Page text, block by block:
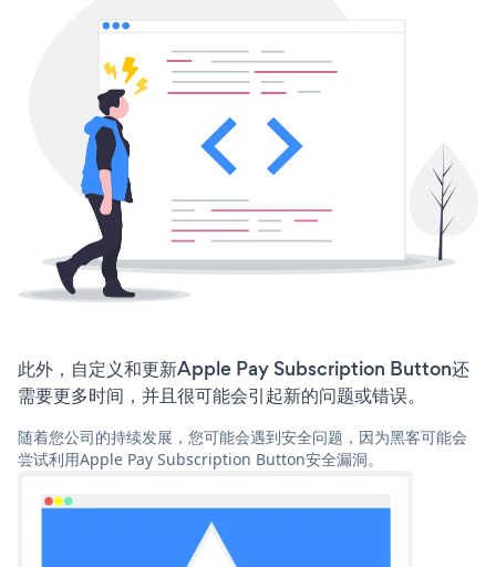
此外，自定义和更新Apple Pay Subscription Button还
需要更多时间，并且很可能会引起新的问题或错误。
随着您公司的持续发展，您可能会遇到安全问题，因为黑客可能会
尝试利用Apple Pay Subscription Button安全漏洞。